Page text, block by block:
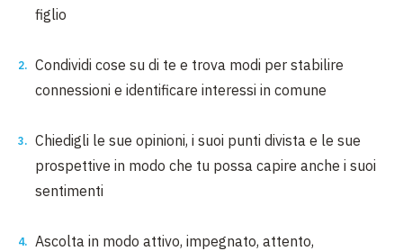
figlio
Condividi cose su di te e trova modi per stabilire
connessioni e identificare interessi in comune
Chiedigli le sue opinioni, i suoi punti divista e le sue
prospettive in modo che tu possa capire anche i suoi
sentimenti
Ascolta in modo attivo, impegnato, attento,